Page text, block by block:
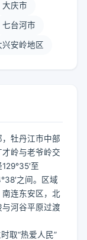
大庆市
七台河市
兴安岭地区
牡丹江市中部
岭与老爷岭交
至
之间。区域
连东安区，北
河谷平原过渡
取“热爱人民”